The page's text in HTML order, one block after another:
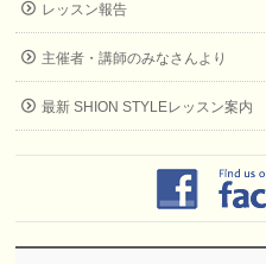
レッスン報告
主催者・講師のみなさんより
最新 SHION STYLEレッスン案内